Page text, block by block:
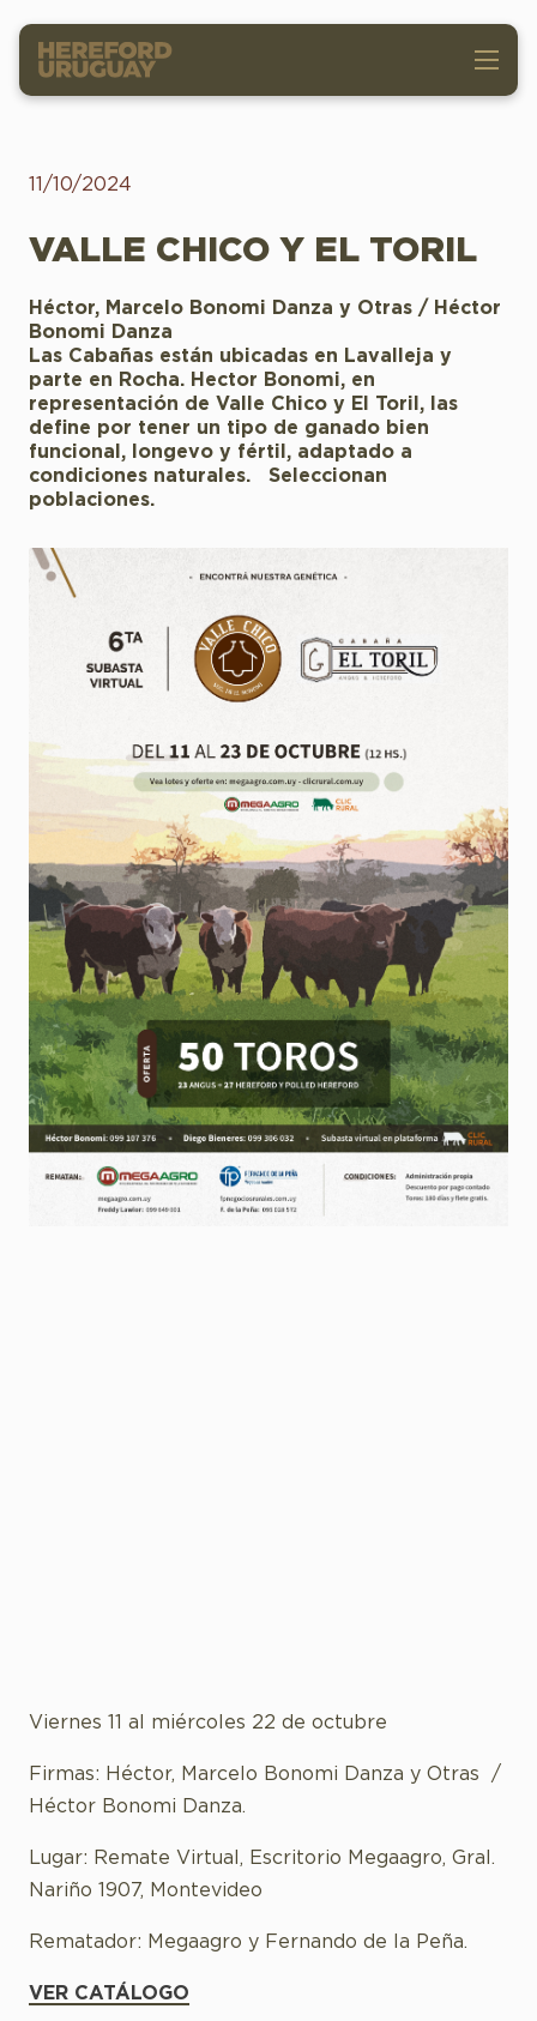
11/10/2024
VALLE CHICO Y EL TORIL
Héctor, Marcelo Bonomi Danza y Otras / Héctor
Bonomi Danza
Las Cabañas están ubicadas en Lavalleja y
parte en Rocha. Hector Bonomi, en
representación de Valle Chico y El Toril, las
define por tener un tipo de ganado bien
funcional, longevo y fértil, adaptado a
condiciones naturales. Seleccionan
poblaciones.
Viernes 11 al miércoles 22 de octubre
Firmas: Héctor, Marcelo Bonomi Danza y Otras /
Héctor Bonomi Danza.
Lugar: Remate Virtual, Escritorio Megaagro, Gral.
Nariño 1907, Montevideo
Rematador: Megaagro y Fernando de la Peña.
VER CATÁLOGO